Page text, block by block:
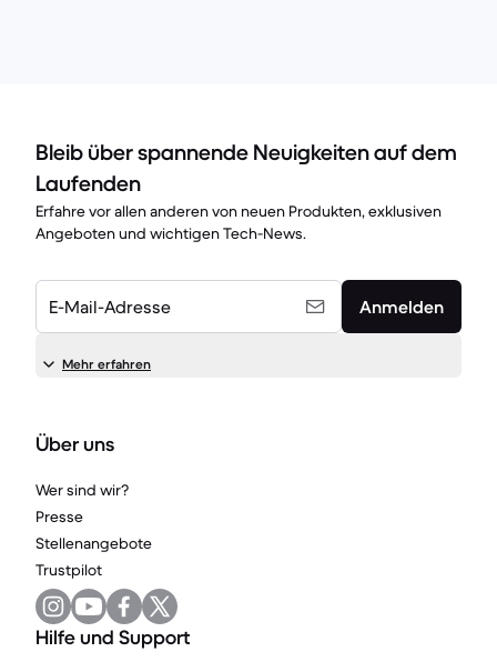
Bleib über spannende Neuigkeiten auf dem
Laufenden
Erfahre vor allen anderen von neuen Produkten, exklusiven
Angeboten und wichtigen Tech-News.
E-Mail-Adresse Anmelden
Mehr erfahren
Über uns
Wer sind wir?
Presse
Stellenangebote
Trustpilot
Hilfe und Support